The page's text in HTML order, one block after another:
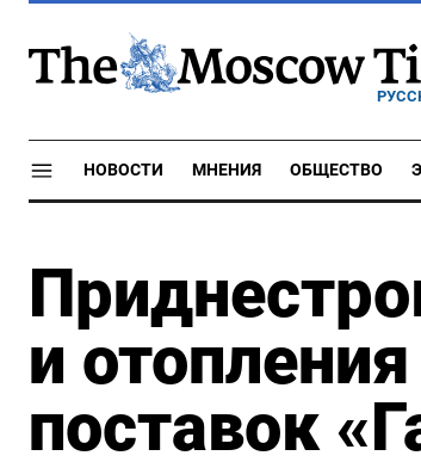
НОВОСТИ МНЕНИЯ ОБЩЕСТВО
и
поставок